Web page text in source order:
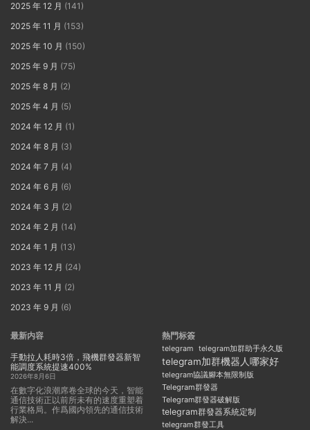
2025 年 12 月 (141)
2025 年 11 月 (153)
2025 年 10 月 (150)
2025 年 9 月 (75)
2025 年 8 月 (2)
2025 年 4 月 (5)
2024 年 12 月 (1)
2024 年 8 月 (3)
2024 年 7 月 (4)
2024 年 6 月 (6)
2024 年 3 月 (2)
2024 年 2 月 (14)
2024 年 1 月 (13)
2023 年 12 月 (24)
2023 年 11 月 (2)
2023 年 9 月 (6)
最新内容
手動拉人耗時3倍，飛機群發器新智
能調度系統提速400%
2026年8月6日
在數字化浪潮席卷全球的今天，智能
通信技術正以前所未有的速度重塑着
行業格局。作爲國内領先的通信技術
解決...
熱門标簽
telegram telegram加群助手永久版
telegram加群機器人哪家好
telegram協議腳本無限制版
Telegram群發器
Telegram群發器破解版
telegram群發器系統定制
telegram群發工具